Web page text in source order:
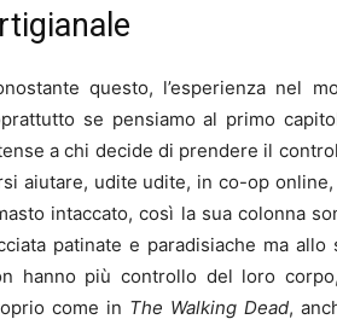
questo, l’esperienza nel
se pensiamo al primo
a chi decide di prendere il
aiutare, udite udite, in co-op
intaccato, così la sua colonna
patinate e paradisiache ma
hanno più controllo del loro
come in The Walking Dead,